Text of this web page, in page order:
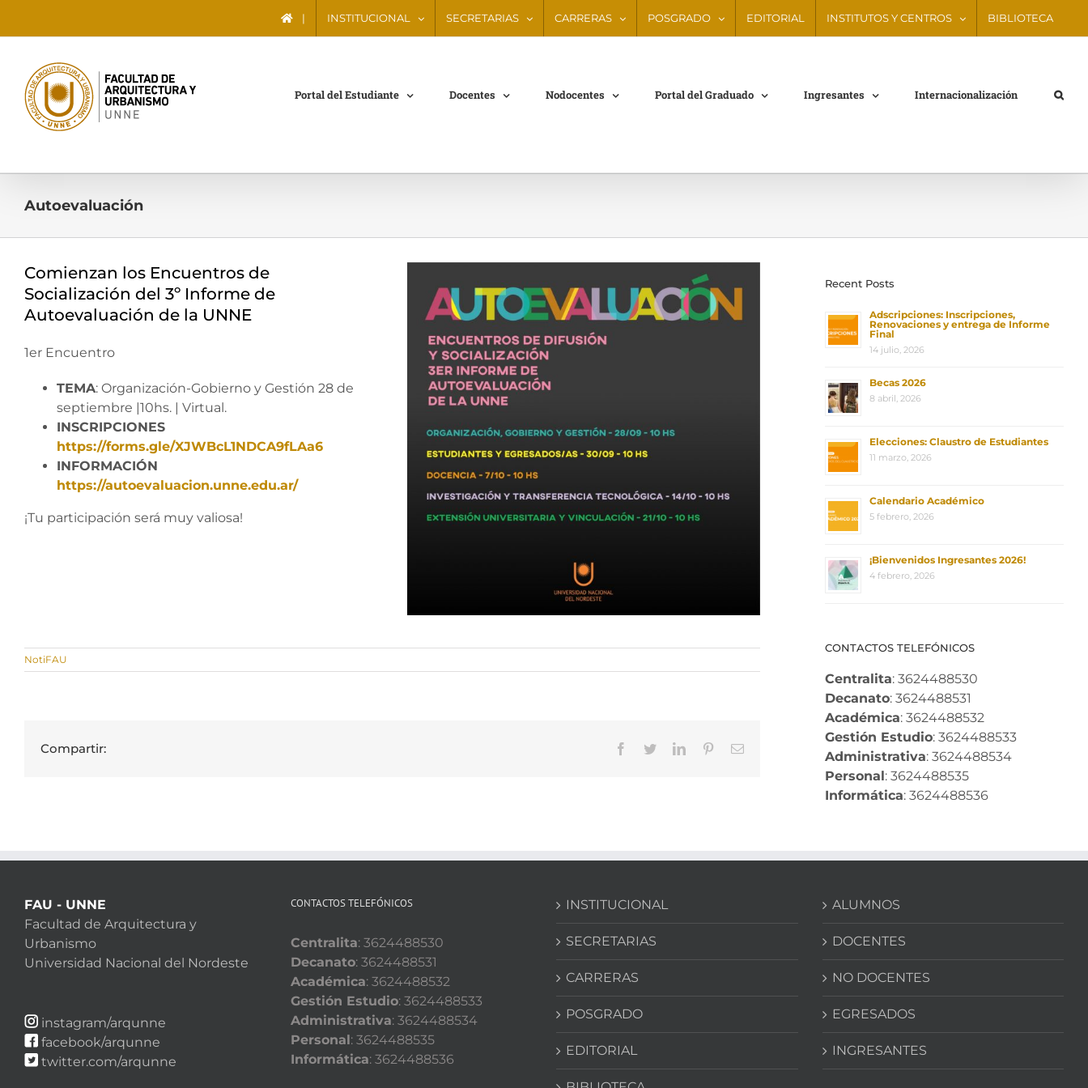
| INSTITUCIONAL SECRETARIAS CARRERAS POSGRADO EDITORIAL INSTITUTOS Y CENTROS BIBLIOTECA
Portal del Estudiante Docentes Nodocentes Portal del Graduado Ingresantes Internacionalización
Autoevaluación
Comienzan los Encuentros de
Socialización del 3º Informe de
Autoevaluación de la UNNE
1er Encuentro
TEMA: Organización-Gobierno y Gestión 28 de
septiembre |10hs. | Virtual.
INSCRIPCIONES
https://forms.gle/XJWBcL1NDCA9fLAa6
INFORMACIÓN
https://autoevaluacion.unne.edu.ar/
¡Tu participación será muy valiosa!
NotiFAU
Compartir: Facebook
TwitterLinkedInPinterestCorreo
Recent Posts
Adscripciones: Inscripciones,
Renovaciones y entrega de Informe
Final
14 julio, 2026
Becas 2026
8 abril, 2026
Elecciones: Claustro de Estudiantes
11 marzo, 2026
Calendario Académico
5 febrero, 2026
¡Bienvenidos Ingresantes 2026!
4 febrero, 2026
CONTACTOS TELEFÓNICOS
Centralita: 3624488530
Decanato: 3624488531
Académica: 3624488532
Gestión Estudio: 3624488533
Administrativa: 3624488534
Personal: 3624488535
Informática: 3624488536
FAU - UNNE
Facultad de Arquitectura y
Urbanismo
Universidad Nacional del Nordeste
instagram/arqunne
facebook/arqunne
twitter.com/arqunne
CONTACTOS TELEFÓNICOS
Centralita: 3624488530
Decanato: 3624488531
Académica: 3624488532
Gestión Estudio: 3624488533
Administrativa: 3624488534
Personal: 3624488535
Informática: 3624488536
INSTITUCIONAL
SECRETARIAS
CARRERAS
POSGRADO
EDITORIAL
ALUMNOS
DOCENTES
NO DOCENTES
EGRESADOS
INGRESANTES